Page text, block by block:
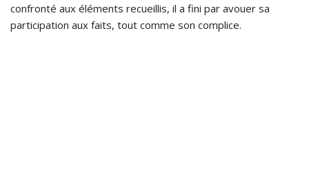
confronté aux éléments recueillis, il a fini par avouer sa
participation aux faits, tout comme son complice.